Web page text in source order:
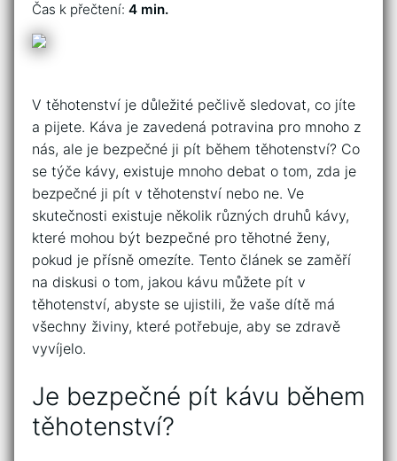
Čas k přečtení: 4 min.
V těhotenství je důležité pečlivě sledovat, co jíte
a pijete. Káva je zavedená potravina pro mnoho z
nás, ale je bezpečné ji pít během těhotenství? Co
se týče kávy, existuje mnoho debat o tom, zda je
bezpečné ji pít v těhotenství nebo ne. Ve
skutečnosti existuje několik různých druhů kávy,
které mohou být bezpečné pro těhotné ženy,
pokud je přísně omezíte. Tento článek se zaměří
na diskusi o tom, jakou kávu můžete pít v
těhotenství, abyste se ujistili, že vaše dítě má
všechny živiny, které potřebuje, aby se zdravě
vyvíjelo.
Je bezpečné pít kávu během
těhotenství?